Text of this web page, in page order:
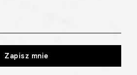
Zapisz mnie